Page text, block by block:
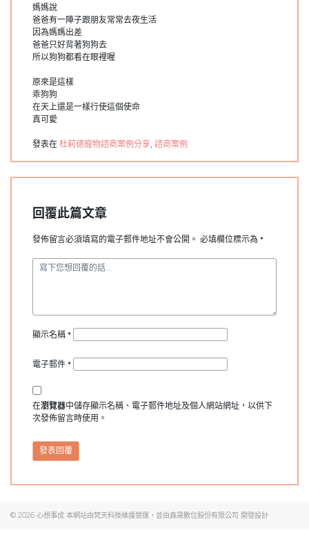
媽媽說
爸爸有一陣子跟朋友常常去夜生活
因為媽媽出差
爸爸只好背著狗狗去
所以狗狗都看在眼裡喔
原來是這樣
乖狗狗
在天上還是一樣行使這個使命
真可愛
發表在 杜莉德寵物諮商案例分享 諮商案例
回覆此篇文章
發佈留言必須填寫的電子郵件地址不會公開。 必填欄位標示為 *
顯示名稱 *
電子郵件 *
在瀏覽器中儲存顯示名稱、電子郵件地址及個人網站網址，以供下
次發佈留言時使用。
© 2026 心想事成 本網站由梵天科技維護營運，並由鑫晟數位股份有限公司 開發設計